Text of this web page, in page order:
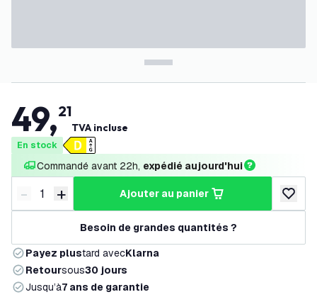
49,21
TVA incluse
En stock
Commandé avant 22h, expédié aujourd'hui
Diminuer la quantité
- Augmenter la quantité
+ ajouter au panier
Besoin de grandes quantités ?
Payez plustard avecKlarna
Retoursous30 jours
Jusqu’à7 ans de garantie